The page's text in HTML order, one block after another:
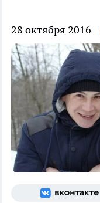
28 октября 2016